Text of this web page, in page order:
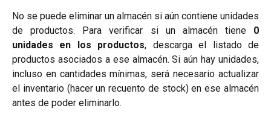
No se puede eliminar un almacén si aún contiene unidades
de productos. Para verificar si un almacén tiene 0
unidades en los productos, descarga el listado de
productos asociados a ese almacén. Si aún hay unidades,
incluso en cantidades mínimas, será necesario actualizar
el inventario (hacer un recuento de stock) en ese almacén
antes de poder eliminarlo.